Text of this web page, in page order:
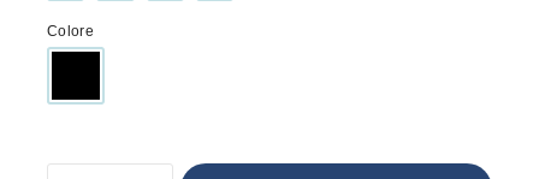
Colore